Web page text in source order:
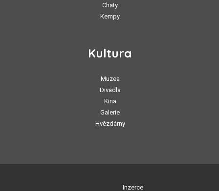
Chaty
Kempy
Kultura
Muzea
Divadla
Kina
Galerie
Hvězdárny
Inzerce